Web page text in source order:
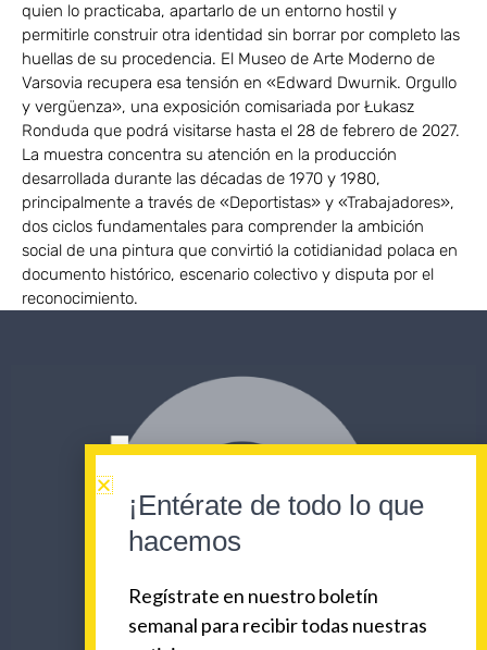
quien lo practicaba, apartarlo de un entorno hostil y
permitirle construir otra identidad sin borrar por completo las
huellas de su procedencia. El Museo de Arte Moderno de
Varsovia recupera esa tensión en «Edward Dwurnik. Orgullo
y vergüenza», una exposición comisariada por Łukasz
Ronduda que podrá visitarse hasta el 28 de febrero de 2027.
La muestra concentra su atención en la producción
desarrollada durante las décadas de 1970 y 1980,
principalmente a través de «Deportistas» y «Trabajadores»,
dos ciclos fundamentales para comprender la ambición
social de una pintura que convirtió la cotidianidad polaca en
documento histórico, escenario colectivo y disputa por el
reconocimiento.
¡Entérate de todo lo que
hacemos
Regístrate en nuestro boletín
semanal para recibir todas nuestras